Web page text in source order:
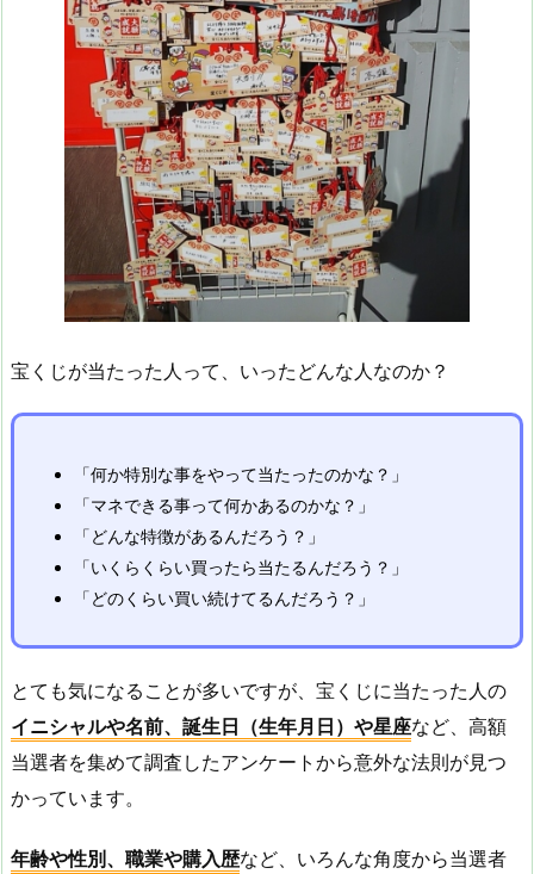
宝くじが当たった人って、いったどんな人なのか？
「何か特別な事をやって当たったのかな？」
「マネできる事って何かあるのかな？」
「どんな特徴があるんだろう？」
「いくらくらい買ったら当たるんだろう？」
「どのくらい買い続けてるんだろう？」
とても気になることが多いですが、宝くじに当たった人の
イニシャルや名前、誕生日（生年月日）や星座など、高額
当選者を集めて調査したアンケートから意外な法則が見つ
かっています。
年齢や性別、職業や購入歴など、いろんな角度から当選者